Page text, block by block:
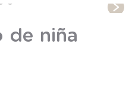
de niña